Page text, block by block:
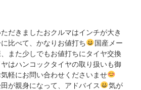
だきましたおクルマはインチが大き
比べて、かなりお値打ち
国産メー
また少しでもお値打ちにタイヤ交換
はハンコックタイヤの取り扱いも御
軽にお問い合わせくださいませ
田が親身になって、アドバイス
気が